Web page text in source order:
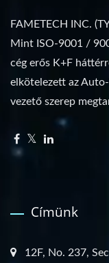
FAMETECH INC.
Mint ISO-9001 /
cég erős K+F
elkötelezett az
vezető szerep
Címünk
12F, No. 237,